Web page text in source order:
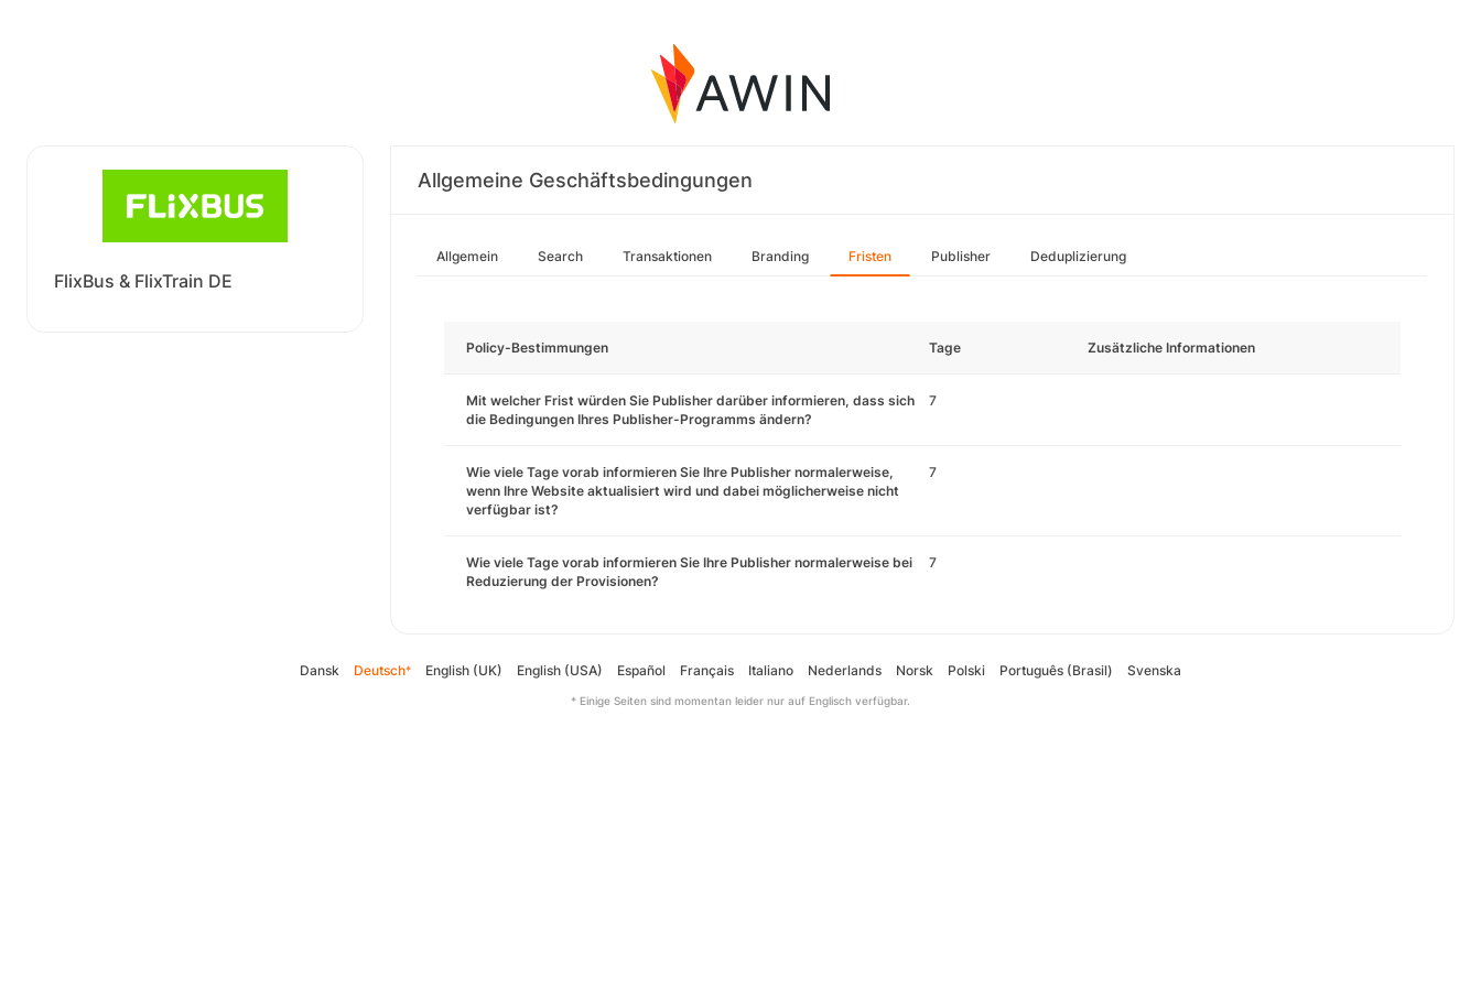
FlixBus & FlixTrain DE
Allgemeine Geschäftsbedingungen
Allgemein Search Transaktionen Branding Fristen Publisher Deduplizierung
Policy-Bestimmungen Tage Zusätzliche Informationen
Mit welcher Frist würden Sie Publisher darüber informieren, dass sich
die Bedingungen Ihres Publisher-Programms ändern?
7
Wie viele Tage vorab informieren Sie Ihre Publisher normalerweise,
wenn Ihre Website aktualisiert wird und dabei möglicherweise nicht
verfügbar ist?
7
Wie viele Tage vorab informieren Sie Ihre Publisher normalerweise bei
Reduzierung der Provisionen?
7
Dansk Deutsch* English (UK) English (USA) Español Français Italiano Nederlands Norsk Polski Português (Brasil) Svenska
* Einige Seiten sind momentan leider nur auf Englisch verfügbar.